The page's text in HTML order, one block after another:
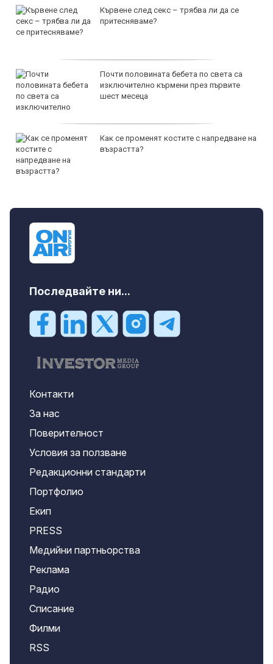
Кървене след секс – трябва ли да се
притесняваме?
Почти половината бебета по света са
изключително кърмени през първите
шест месеца
Как се променят костите с напредване на
възрастта?
Последвайте ни...
Контакти
За нас
Поверителност
Условия за ползване
Редакционни стандарти
Портфолио
Екип
PRESS
Медийни партньорства
Реклама
Радио
Списание
Филми
RSS